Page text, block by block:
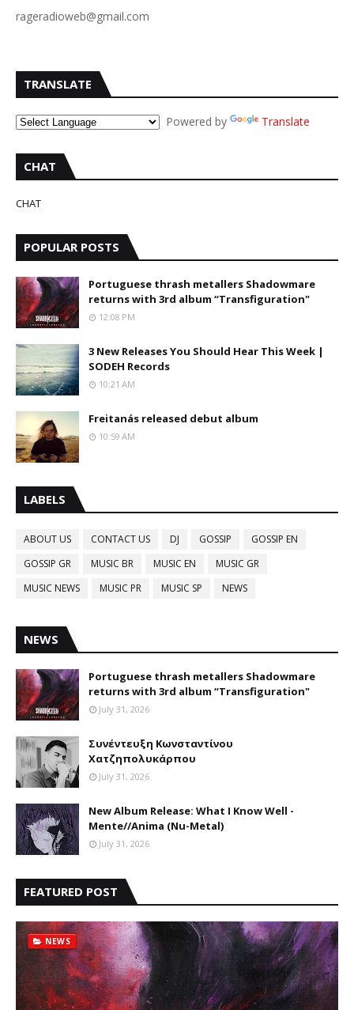
rageradioweb@gmail.com
TRANSLATE
Powered by Translate
CHAT
CHAT
POPULAR POSTS
Portuguese thrash metallers Shadowmare
returns with 3rd album “Transfiguration"
12:08 PM
3 New Releases You Should Hear This Week |
SODEH Records
10:21 AM
Freitanás released debut album
10:59 AM
LABELS
ABOUT US CONTACT US DJ GOSSIP
GOSSIP EN
GOSSIP GR
MUSIC BR MUSIC EN
MUSIC GR
MUSIC NEWS
MUSIC PR MUSIC SP NEWS
NEWS
Portuguese thrash metallers Shadowmare
returns with 3rd album “Transfiguration"
July 31, 2026
Συνέντευξη Κωνσταντίνου
Χατζηπολυκάρπου
July 31, 2026
New Album Release: What I Know Well -
Mente//Anima (Nu-Metal)
July 31, 2026
FEATURED POST
NEWS